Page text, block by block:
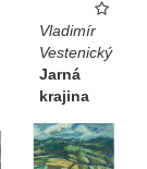
Vladimír
Vestenický
Jarná
krajina